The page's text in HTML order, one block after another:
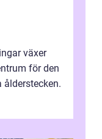
växer
för den